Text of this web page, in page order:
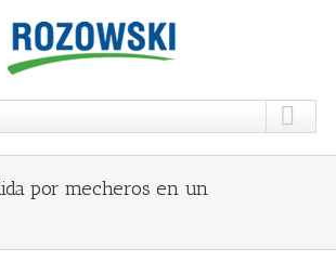
por mecheros en un